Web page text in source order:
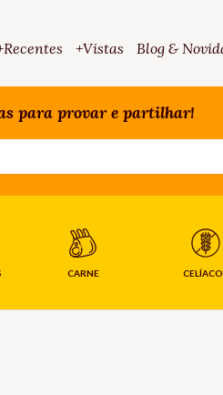
+Vistas Blog &
para provar e partilhar!
CARNE